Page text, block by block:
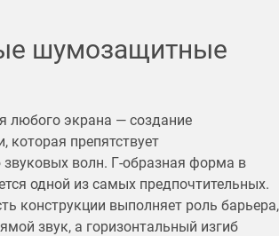
шумозащитные
любого экрана — создание
которая препятствует
звуковых волн. Г-образная форма в
одной из самых предпочтительных.
конструкции выполняет роль барьера,
звук, а горизонтальный изгиб